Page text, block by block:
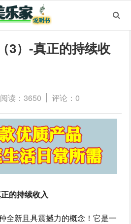
3）-真正的持续收
阅读：3650 评论：0
的持续收入
全新且具震撼力的概念！它是一